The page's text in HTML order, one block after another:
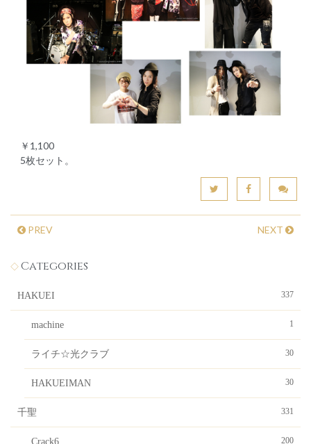
￥1,100
5枚セット。
PREV NEXT
Categories
HAKUEI 337
machine 1
ライチ☆光クラブ 30
HAKUEIMAN 30
千聖 331
Crack6 200